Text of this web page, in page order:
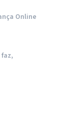
Online